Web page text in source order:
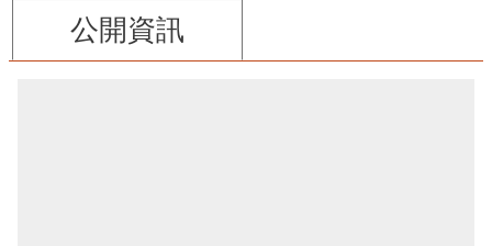
公開資訊